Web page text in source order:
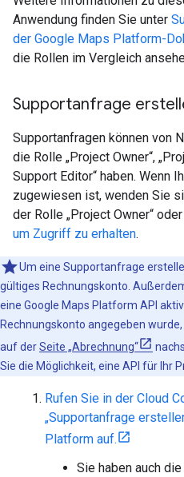
Anwendung finden Sie unter
der Google Maps Platform-
die Rollen im Vergleich
Supportanfrage
Supportanfragen können von
die Rolle „Project Owner“,
Support Editor“ haben. Wenn
zugewiesen ist, wenden Sie
der Rolle „Project Owner“
um Zugriff zu erhalten.
Um eine Supportanfrage
gültiges Rechnungskonto.
eine Google Maps Platform API
Rechnungskonto angegeben
auf derSeite „Abrechnung“
Sie die Möglichkeit, eine API für Ihr
Rufen Sie in der Cloud
„Supportanfrage
Platform auf.
Sie haben auch